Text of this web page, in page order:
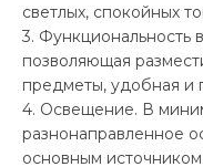
светлых, спокойных
3.
позволяющая
предметы, удобная и
4. Освещение. В
разнонаправленное
основным